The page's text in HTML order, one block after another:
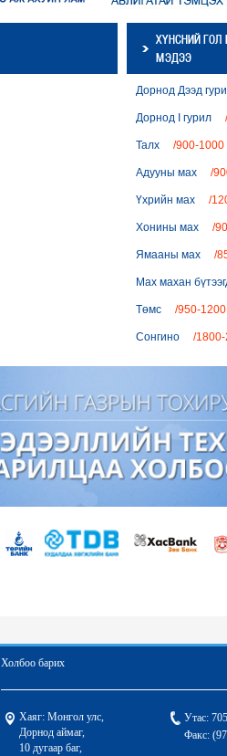
ХҮНСНИЙ ГОЛ
МЭДЭЭ
Дорнод Дээд
Дорнод I гурил
Талх /900-1000
Адууны мах /
Үхрийн мах /
Хонины мах /
Ямааны мах /
Мах махан
Төмс /950-1200
Сонгино /1800-
Байцаа/1500-
Сармис/5500-
Ургамлын тос/
Өндөг /480-700
Шингэн сүү /
Холбоо барих
Хаяг: Монгол улс,
Дорнод аймаг,
10 дугаар баг,
Утас:
Факс: